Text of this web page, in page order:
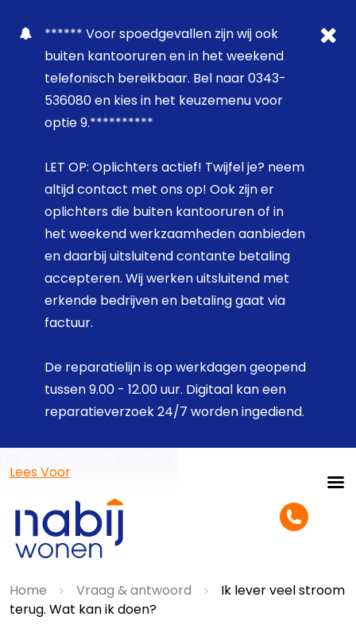
****** Voor spoedgevallen zijn wij ook
buiten kantooruren en in het weekend
telefonisch bereikbaar. Bel naar 0343-
536080 en kies in het keuzemenu voor
optie 9.**********
LET OP: Oplichters actief! Twijfel je? neem
altijd contact met ons op! Ook zijn er
oplichters die buiten kantooruren of in
het weekend werkzaamheden aanbieden
en daarbij uitsluitend contante betaling
accepteren. Wij werken uitsluitend met
erkende bedrijven en betaling gaat via
factuur.
De reparatielijn is op werkdagen geopend
tussen 9.00 - 12.00 uur. Digitaal kan een
reparatieverzoek 24/7 worden ingediend.
Lees Voor
Home > Vraag & antwoord >
Ik lever veel stroom
terug. Wat kan ik doen?